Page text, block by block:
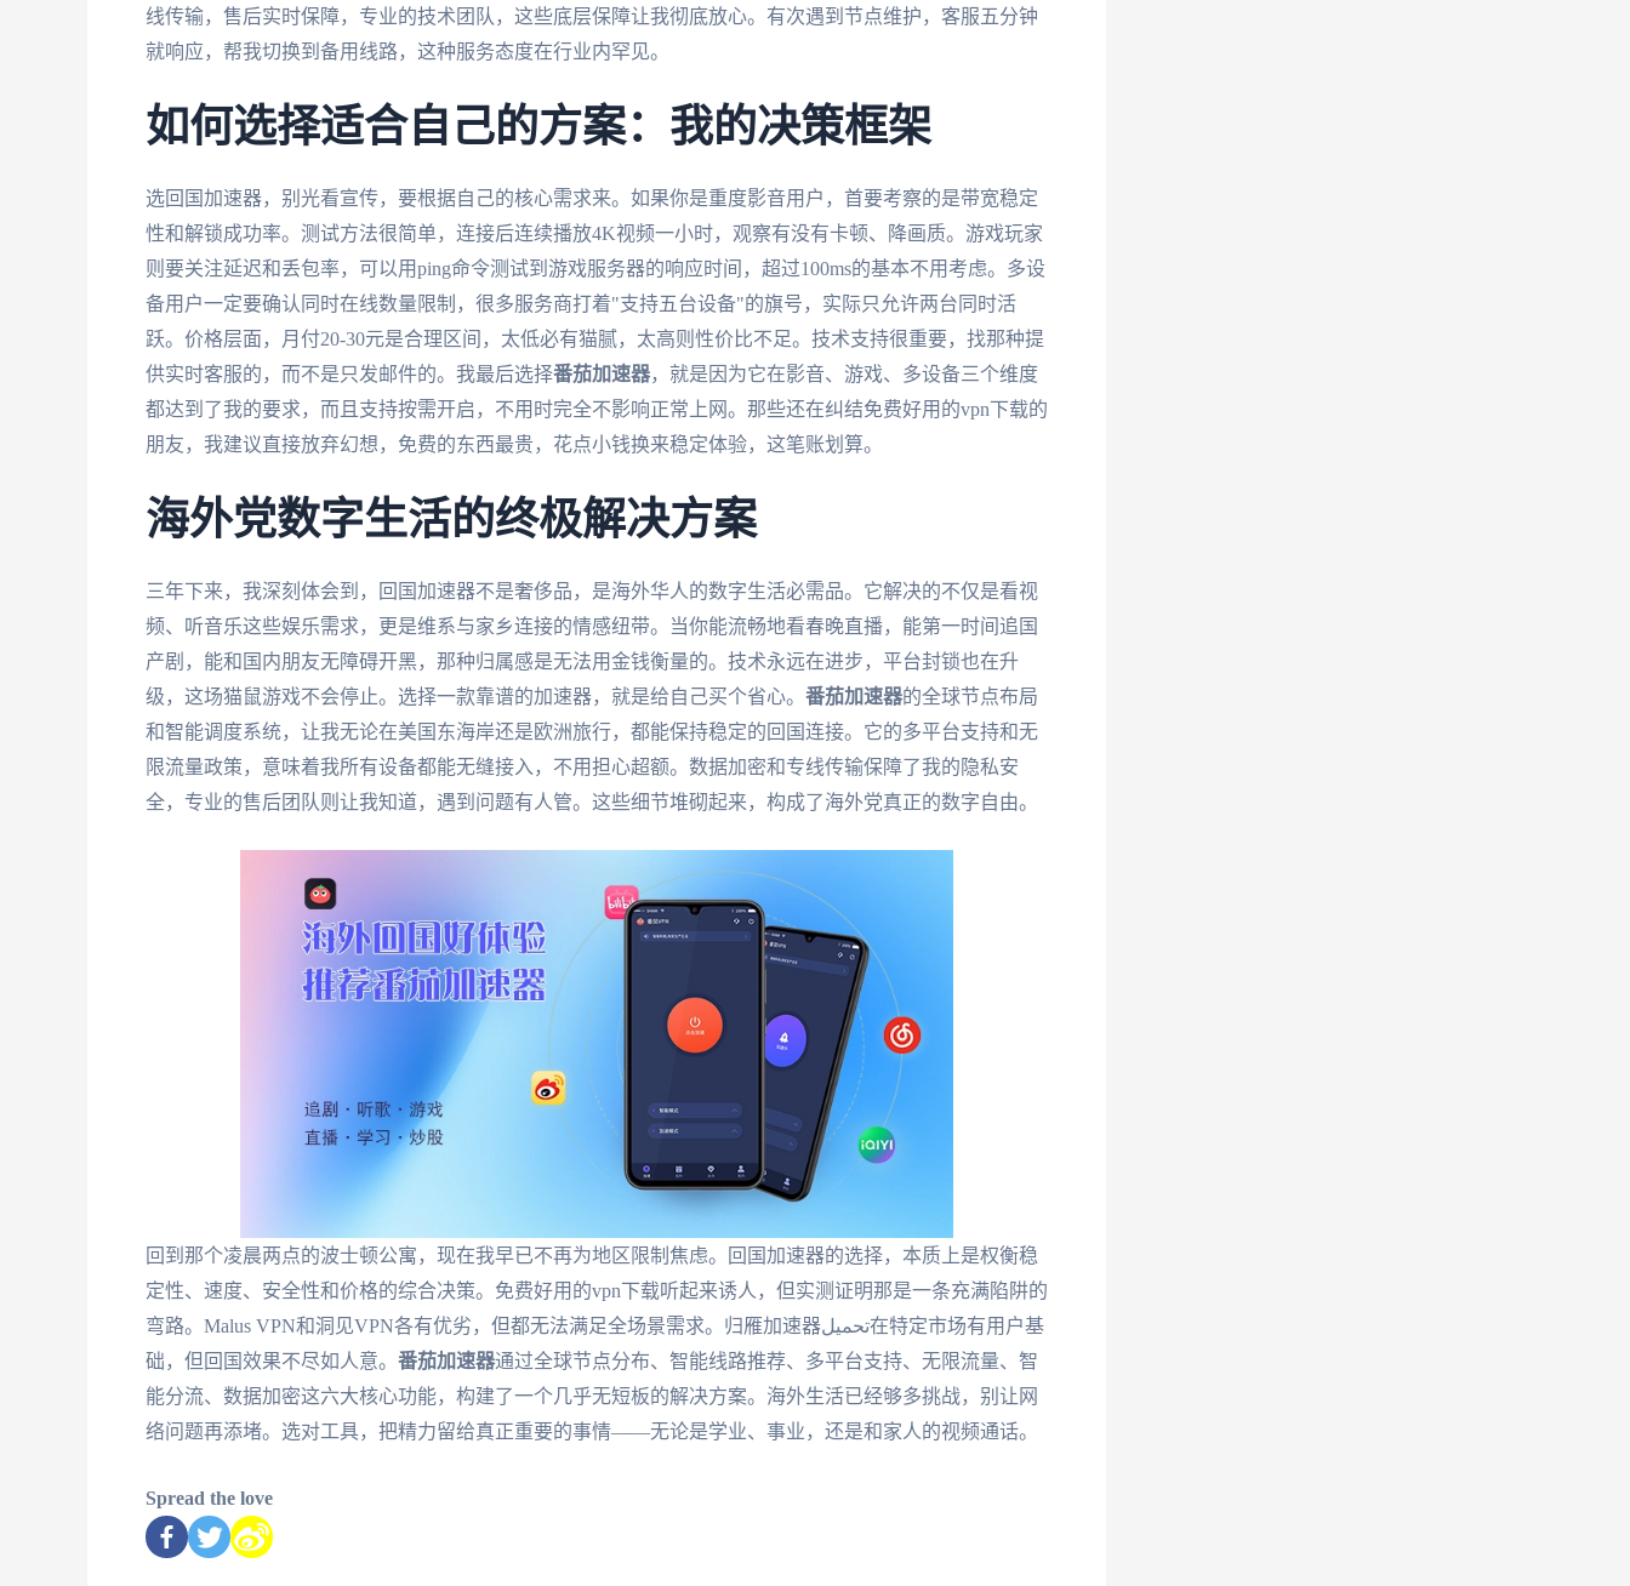
线传输，售后实时保障，专业的技术团队，这些底层保障让我彻底放心。有次遇到节点维护，客服五分钟
就响应，帮我切换到备用线路，这种服务态度在行业内罕见。
如何选择适合自己的方案：我的决策框架
选回国加速器，别光看宣传，要根据自己的核心需求来。如果你是重度影音用户，首要考察的是带宽稳定
性和解锁成功率。测试方法很简单，连接后连续播放4K视频一小时，观察有没有卡顿、降画质。游戏玩家
则要关注延迟和丢包率，可以用ping命令测试到游戏服务器的响应时间，超过100ms的基本不用考虑。多设
备用户一定要确认同时在线数量限制，很多服务商打着"支持五台设备"的旗号，实际只允许两台同时活
跃。价格层面，月付20-30元是合理区间，太低必有猫腻，太高则性价比不足。技术支持很重要，找那种提
供实时客服的，而不是只发邮件的。我最后选择番茄加速器，就是因为它在影音、游戏、多设备三个维度
都达到了我的要求，而且支持按需开启，不用时完全不影响正常上网。那些还在纠结免费好用的vpn下载的
朋友，我建议直接放弃幻想，免费的东西最贵，花点小钱换来稳定体验，这笔账划算。
海外党数字生活的终极解决方案
三年下来，我深刻体会到，回国加速器不是奢侈品，是海外华人的数字生活必需品。它解决的不仅是看视
频、听音乐这些娱乐需求，更是维系与家乡连接的情感纽带。当你能流畅地看春晚直播，能第一时间追国
产剧，能和国内朋友无障碍开黑，那种归属感是无法用金钱衡量的。技术永远在进步，平台封锁也在升
级，这场猫鼠游戏不会停止。选择一款靠谱的加速器，就是给自己买个省心。 番茄加速器的全球节点布局
和智能调度系统，让我无论在美国东海岸还是欧洲旅行，都能保持稳定的回国连接。它的多平台支持和无
限流量政策，意味着我所有设备都能无缝接入，不用担心超额。数据加密和专线传输保障了我的隐私安
全，专业的售后团队则让我知道，遇到问题有人管。这些细节堆砌起来，构成了海外党真正的数字自由。
回到那个凌晨两点的波士顿公寓，现在我早已不再为地区限制焦虑。回国加速器的选择，本质上是权衡稳
定性、速度、安全性和价格的综合决策。免费好用的vpn下载听起来诱人，但实测证明那是一条充满陷阱的
弯路。Malus VPN和洞见VPN各有优劣，但都无法满足全场景需求。归雁加速器تحميل在特定市场有用户基
础，但回国效果不尽如人意。 番茄加速器通过全球节点分布、智能线路推荐、多平台支持、无限流量、智
能分流、数据加密这六大核心功能，构建了一个几乎无短板的解决方案。海外生活已经够多挑战，别让网
络问题再添堵。选对工具，把精力留给真正重要的事情——无论是学业、事业，还是和家人的视频通话。
Spread the love